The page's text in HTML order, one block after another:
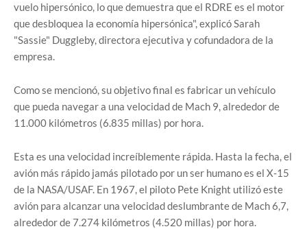
vuelo hipersónico, lo que demuestra que el RDRE es el motor
que desbloquea la economía hipersónica", explicó Sarah
"Sassie" Duggleby, directora ejecutiva y cofundadora de la
empresa.
Como se mencionó, su objetivo final es fabricar un vehículo
que pueda navegar a una velocidad de Mach 9, alrededor de
11.000 kilómetros (6.835 millas) por hora.
Esta es una velocidad increíblemente rápida. Hasta la fecha, el
avión más rápido jamás pilotado por un ser humano es el X-15
de la NASA/USAF. En 1967, el piloto Pete Knight utilizó este
avión para alcanzar una velocidad deslumbrante de Mach 6,7,
alrededor de 7.274 kilómetros (4.520 millas) por hora.